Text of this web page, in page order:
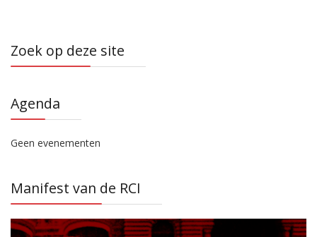
Zoek op deze site
Agenda
Geen evenementen
Manifest van de RCI